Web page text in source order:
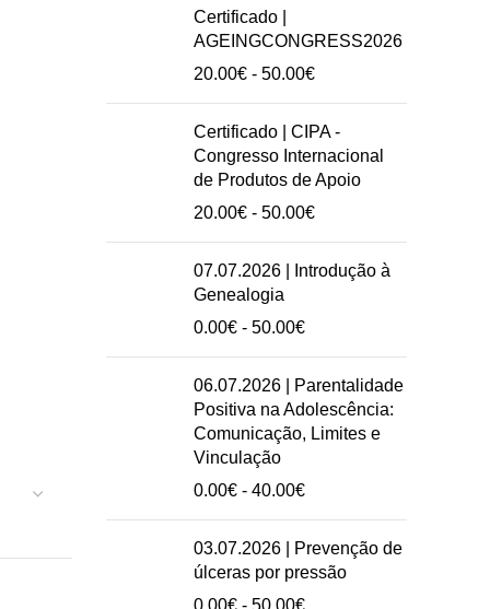
Certificado |
AGEINGCONGRESS2026
20.00€ - 50.00€Intervalo
preços:
20.00€
a
50.00€
Certificado | CIPA -
Congresso Internacional
de Produtos de Apoio
20.00€ - 50.00€Intervalo
preços:
20.00€
07.07.2026 | Introdução à
Genealogia
0.00€ - 50.00€Intervalo
preços:
0.00€
a
50.00€
06.07.2026 | Parentalidade
Positiva na Adolescência:
Comunicação, Limites e
Vinculação
0.00€ - 40.00€Intervalo
preços:
0.00€
03.07.2026 | Prevenção de
úlceras por pressão
0.00€ - 50.00€Intervalo